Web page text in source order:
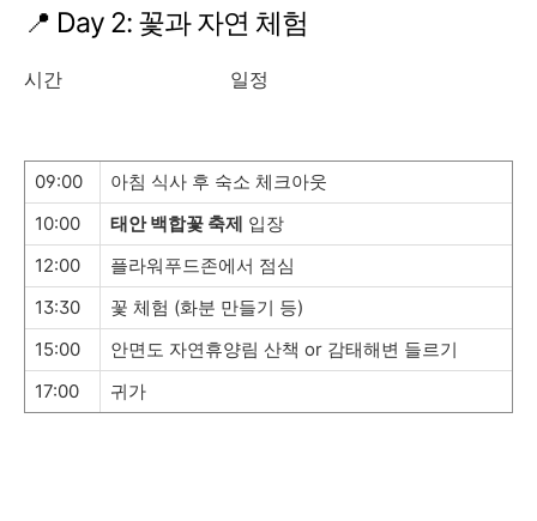
📍 Day 2: 꽃과 자연 체험
시간 일정
09:00
아침 식사 후 숙소 체크아웃
10:00
태안 백합꽃 축제 입장
12:00
플라워푸드존에서 점심
13:30
꽃 체험 (화분 만들기 등)
15:00
안면도 자연휴양림 산책 or 감태해변 들르기
17:00
귀가